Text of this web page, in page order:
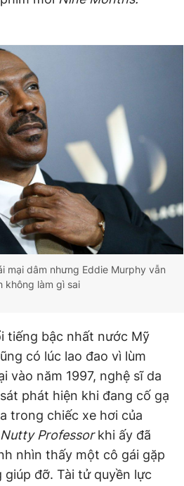
mại dâm nhưng Eddie Murphy vẫn
không làm gì sai
tiếng bậc nhất nước Mỹ
có lúc lao đao vì lùm
vào năm 1997, nghệ sĩ da
phát hiện khi đang cố gạ
trong chiếc xe hơi của
Professorkhi ấy đã
nhìn thấy một cô gái gặp
giúp đỡ. Tài tử quyền lực